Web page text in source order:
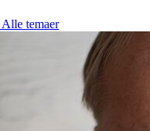
Alle temaer